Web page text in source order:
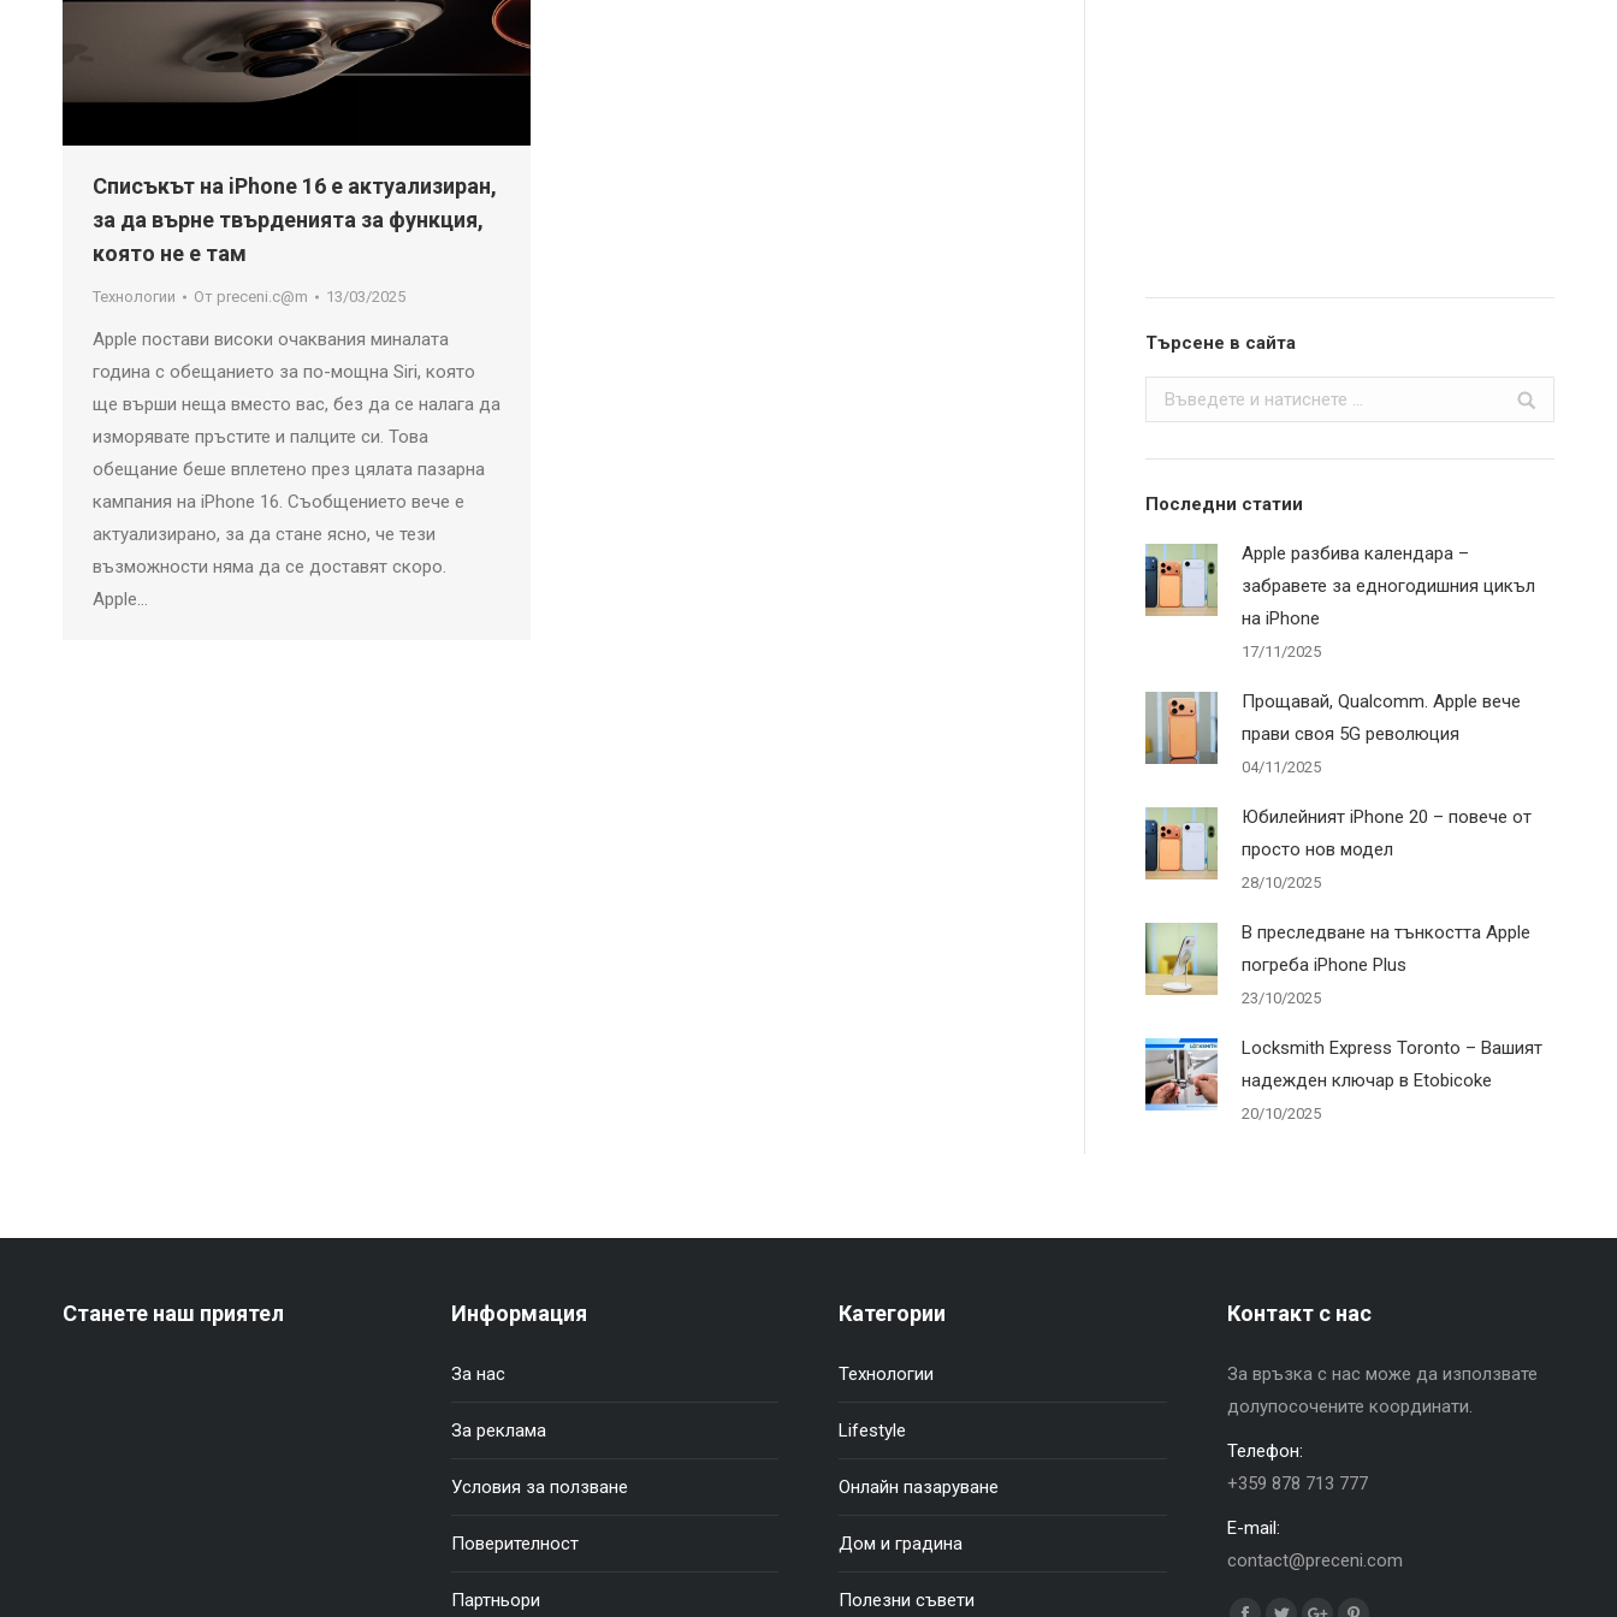
Списъкът на iPhone 16 е актуализиран,
за да върне твърденията за функция,
която не е там
Технологии От preceni.c@m 13/03/2025
Apple постави високи очаквания миналата
година с обещанието за по-мощна Siri, която
ще върши неща вместо вас, без да се налага да
изморявате пръстите и палците си. Това
обещание беше вплетено през цялата пазарна
кампания на iPhone 16. Съобщението вече е
актуализирано, за да стане ясно, че тези
възможности няма да се доставят скоро.
Apple…
Търсене в сайта
Search:
Последни статии
Apple разбива календара –
забравете за едногодишния цикъл
на iPhone
17/11/2025
Прощавай, Qualcomm. Apple вече
прави своя 5G революция
04/11/2025
Юбилейният iPhone 20 – повече от
просто нов модел
28/10/2025
В преследване на тънкостта Apple
погреба iPhone Plus
23/10/2025
Locksmith Express Toronto – Вашият
надежден ключар в Etobicoke
20/10/2025
Станете наш приятел Информация
За нас
За реклама
Условия за ползване
Поверителност
Партньори
Категории
Технологии
Lifestyle
Онлайн пазаруване
Дом и градина
Полезни съвети
Контакт с нас
За връзка с нас може да използвате
долупосочените координати.
Телефон:
+359 878 713 777
E-mail:
contact@preceni.com
Find us on: